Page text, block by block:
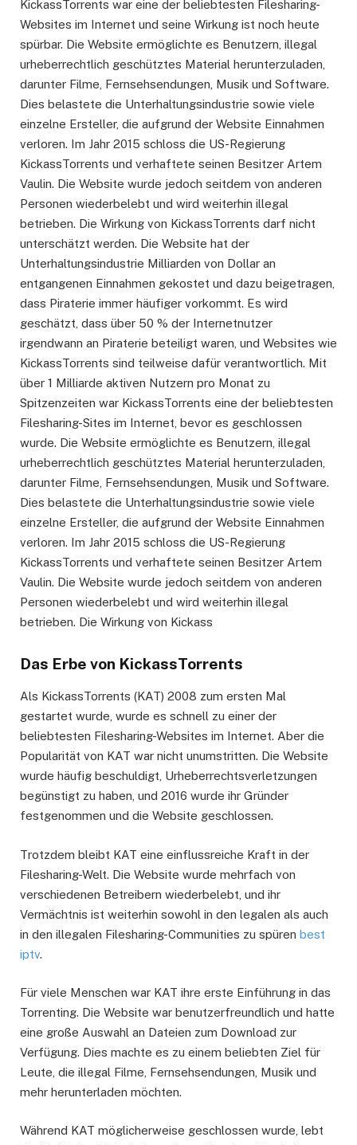
KickassTorrents war eine der beliebtesten Filesharing-
Websites im Internet und seine Wirkung ist noch heute
spürbar. Die Website ermöglichte es Benutzern, illegal
urheberrechtlich geschütztes Material herunterzuladen,
darunter Filme, Fernsehsendungen, Musik und Software.
Dies belastete die Unterhaltungsindustrie sowie viele
einzelne Ersteller, die aufgrund der Website Einnahmen
verloren. Im Jahr 2015 schloss die US-Regierung
KickassTorrents und verhaftete seinen Besitzer Artem
Vaulin. Die Website wurde jedoch seitdem von anderen
Personen wiederbelebt und wird weiterhin illegal
betrieben. Die Wirkung von KickassTorrents darf nicht
unterschätzt werden. Die Website hat der
Unterhaltungsindustrie Milliarden von Dollar an
entgangenen Einnahmen gekostet und dazu beigetragen,
dass Piraterie immer häufiger vorkommt. Es wird
geschätzt, dass über 50 % der Internetnutzer
irgendwann an Piraterie beteiligt waren, und Websites wie
KickassTorrents sind teilweise dafür verantwortlich. Mit
über 1 Milliarde aktiven Nutzern pro Monat zu
Spitzenzeiten war KickassTorrents eine der beliebtesten
Filesharing-Sites im Internet, bevor es geschlossen
wurde. Die Website ermöglichte es Benutzern, illegal
urheberrechtlich geschütztes Material herunterzuladen,
darunter Filme, Fernsehsendungen, Musik und Software.
Dies belastete die Unterhaltungsindustrie sowie viele
einzelne Ersteller, die aufgrund der Website Einnahmen
verloren. Im Jahr 2015 schloss die US-Regierung
KickassTorrents und verhaftete seinen Besitzer Artem
Vaulin. Die Website wurde jedoch seitdem von anderen
Personen wiederbelebt und wird weiterhin illegal
betrieben. Die Wirkung von Kickass
Das Erbe von KickassTorrents
Als KickassTorrents (KAT) 2008 zum ersten Mal
gestartet wurde, wurde es schnell zu einer der
beliebtesten Filesharing-Websites im Internet. Aber die
Popularität von KAT war nicht unumstritten. Die Website
wurde häufig beschuldigt, Urheberrechtsverletzungen
begünstigt zu haben, und 2016 wurde ihr Gründer
festgenommen und die Website geschlossen.
Trotzdem bleibt KAT eine einflussreiche Kraft in der
Filesharing-Welt. Die Website wurde mehrfach von
verschiedenen Betreibern wiederbelebt, und ihr
Vermächtnis ist weiterhin sowohl in den legalen als auch
in den illegalen Filesharing-Communities zu spüren best
iptv.
Für viele Menschen war KAT ihre erste Einführung in das
Torrenting. Die Website war benutzerfreundlich und hatte
eine große Auswahl an Dateien zum Download zur
Verfügung. Dies machte es zu einem beliebten Ziel für
Leute, die illegal Filme, Fernsehsendungen, Musik und
mehr herunterladen möchten.
Während KAT möglicherweise geschlossen wurde, lebt